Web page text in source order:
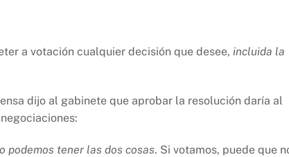
a votación cualquier decisión que desee, incluida la
dijo al gabinete que aprobar la resolución daría al
podemos tener las dos cosas. Si votamos, puede que